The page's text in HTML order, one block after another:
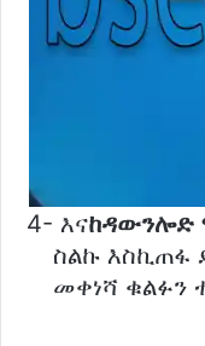
4- እና
ስልኩ እስኪጠፋ
መቀነሻ ቁልፉን